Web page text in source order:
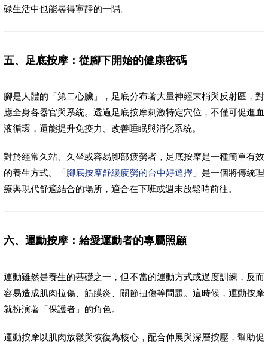
碌生活中也能尋得寧靜的一隅。
五、足底按摩：從腳下開始的健康密碼
腳是人體的「第二心臟」，足底分布著大量神經末梢與反射區，對
應全身各器官與系統。透過足底按摩刺激特定穴位，不僅可促進血
液循環，還能提升免疫力、改善睡眠與消化系統。
對於經常久站、久坐或容易腳部疲勞者，足底按摩是一種簡單有效
的養生方式。「 腳底按摩舒緩疲勞的台中好選擇」是一個將傳統理
療與現代舒適結合的場所，適合在下班或週末放鬆時前往。
六、運動按摩：給愛運動者的專屬照顧
運動雖然是養生的基礎之一，但不當的運動方式或過度訓練，反而
容易造成肌肉拉傷、筋膜炎、關節扭傷等問題。這時候，運動按摩
就扮演著「保護者」的角色。
運動按摩以肌肉放鬆與恢復為核心，配合伸展與深層按壓，幫助促